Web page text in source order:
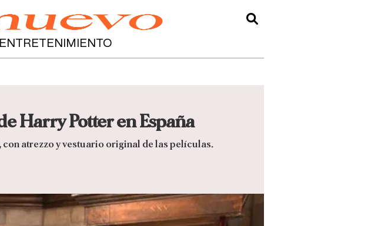
ENTRETENIMIENTO
Harry Potter en España
atrezzo y vestuario original de las películas.